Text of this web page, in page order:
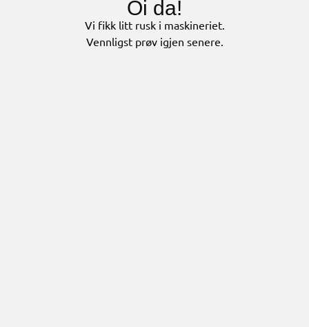
Oi da!
Vi fikk litt rusk i maskineriet.
Vennligst prøv igjen senere.